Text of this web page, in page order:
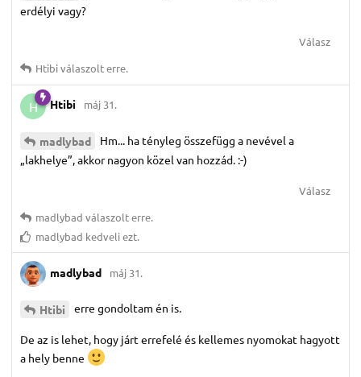
erdélyi vagy?
Válasz
Htibiválaszolt erre.
H Htibi máj 31.
madlybad
Hm... ha tényleg összefügg a nevével a
„lakhelye”, akkor nagyon közel van hozzád. :-)
Válasz
madlybad válaszolt erre.
madlybad kedveli ezt.
madlybad máj 31.
Htibi erre gondoltam én is.
De az is lehet, hogy járt errefelé és kellemes nyomokat hagyott
a hely benne